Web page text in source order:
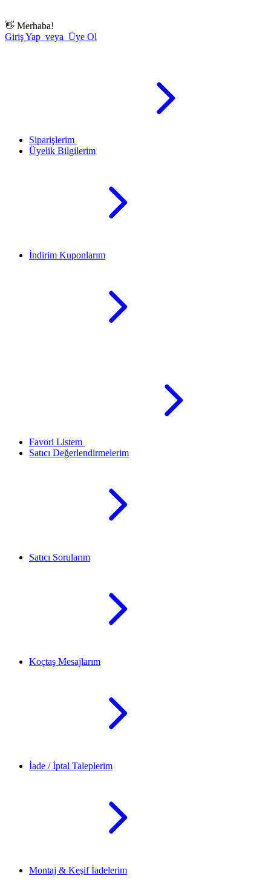
👋 Merhaba!
Giriş Yap veya Üye Ol
Siparişlerim
Üyelik Bilgilerim
İndirim Kuponlarım
Favori Listem
Satıcı Değerlendirmelerim
Satıcı Sorularım
Koçtaş Mesajlarım
İade / İptal Taleplerim
Montaj & Keşif İadelerim